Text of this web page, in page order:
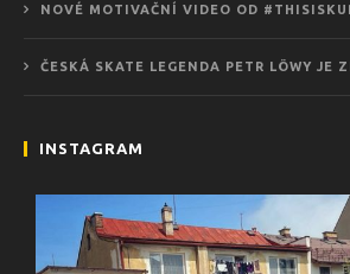
NOVÉ MOTIVAČNÍ VIDEO OD
ČESKÁ SKATE LEGENDA PETR LÖWY JE
INSTAGRAM